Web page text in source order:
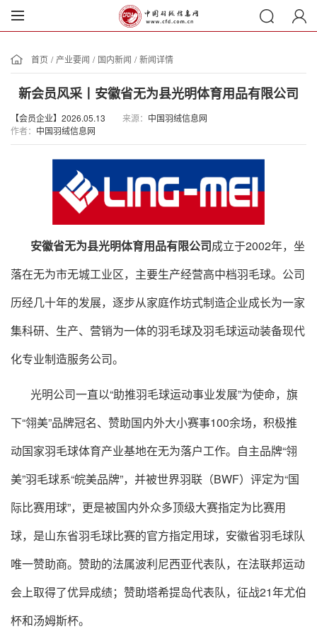
首页 / 产业要闻 / 国内新闻 / 新闻详情
新会员风采丨安徽省无为县光明体育用品有限公司
【会员企业】2026.05.13 来源： 中国羽绒信息网
作者： 中国羽绒信息网
安徽省无为县光明体育用品有限公司成立于2002年，坐
落在无为市无城工业区，主要生产经营高中档羽毛球。公司
历经几十年的发展，逐步从家庭作坊式制造企业成长为一家
集科研、生产、营销为一体的羽毛球及羽毛球运动装备现代
化专业制造服务公司。
光明公司一直以“助推羽毛球运动事业发展”为使命，旗
下“翎美”品牌冠名、赞助国内外大小赛事100余场，积极推
动国家羽毛球体育产业基地在无为落户工作。自主品牌“翎
美”羽毛球系“皖美品牌”，并被世界羽联（BWF）评定为“国
际比赛用球”，更是被国内外众多顶级大赛指定为比赛用
球，是山东省羽毛球比赛的官方指定用球，安徽省羽毛球队
唯一赞助商。赞助的法属波利尼西亚代表队，在法联邦运动
会上取得了优异成绩；赞助塔希提岛代表队，征战21年尤伯
杯和汤姆斯杯。